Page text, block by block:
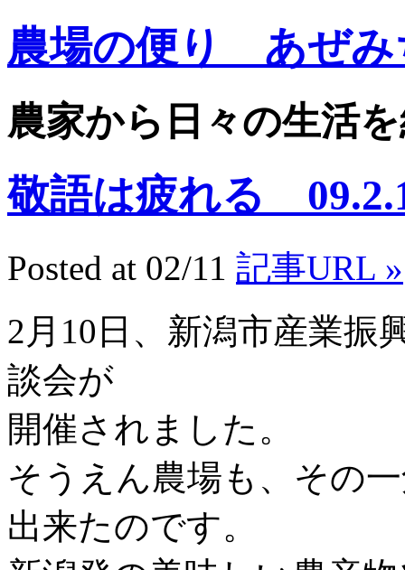
農場の便り あぜみ
農家から日々の生活
敬語は疲れる
Posted at 02/11 記事URL »
2月10日、新潟市産業振
談会が
開催されました。
そうえん農場も、その
出来たのです。